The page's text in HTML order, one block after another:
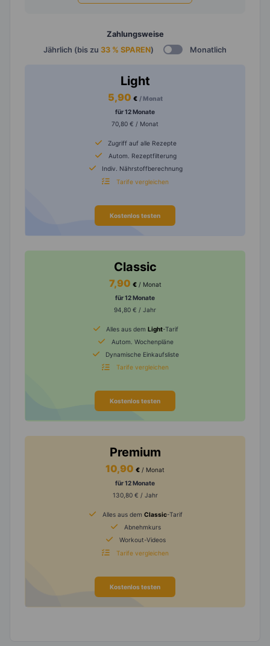
Zahlungsweise
Jährlich (bis zu 33 % SPAREN) Monatlich
Light
5,90 € / Monat
für 12 Monate
70,80 € / Monat
Zugriff auf alle Rezepte
Autom. Rezeptfilterung
Indiv. Nährstoffberechnung
Tarife vergleichen
Kostenlos testen
Classic
7,90 € / Monat
für 12 Monate
94,80 € / Jahr
Alles aus dem Light-Tarif
Autom. Wochenpläne
Dynamische Einkaufsliste
Tarife vergleichen
Kostenlos testen
Premium
10,90 € / Monat
für 12 Monate
130,80 € / Jahr
Alles aus dem Classic-Tarif
Abnehmkurs
Workout-Videos
Tarife vergleichen
Kostenlos testen